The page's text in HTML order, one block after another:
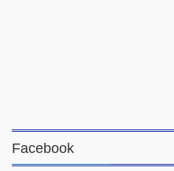
Facebook